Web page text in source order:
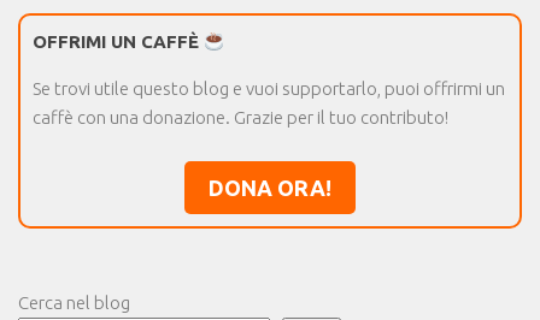
OFFRIMI UN CAFFÈ
Se trovi utile questo blog e vuoi supportarlo, puoi offrirmi un
caffè con una donazione. Grazie per il tuo contributo!
DONA ORA!
Cerca nel blog